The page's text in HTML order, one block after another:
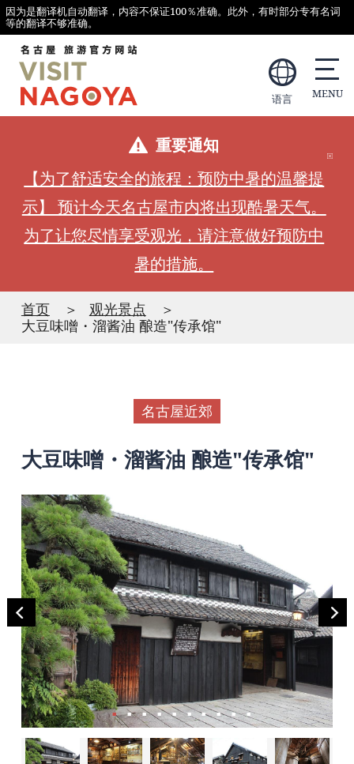
因为是翻译机自动翻译，内容不保证100％准确。此外，有时部分专有名词
等的翻译不够准确。
语言
重要通知
【为了舒适安全的旅程：预防中暑的温馨提
示】 预计今天名古屋市内将出现酷暑天气。
为了让您尽情享受观光，请注意做好预防中
暑的措施。
首页
观光景点
大豆味噌・溜酱油 酿造"传承馆"
名古屋近郊
大豆味噌・溜酱油 酿造"传承馆"